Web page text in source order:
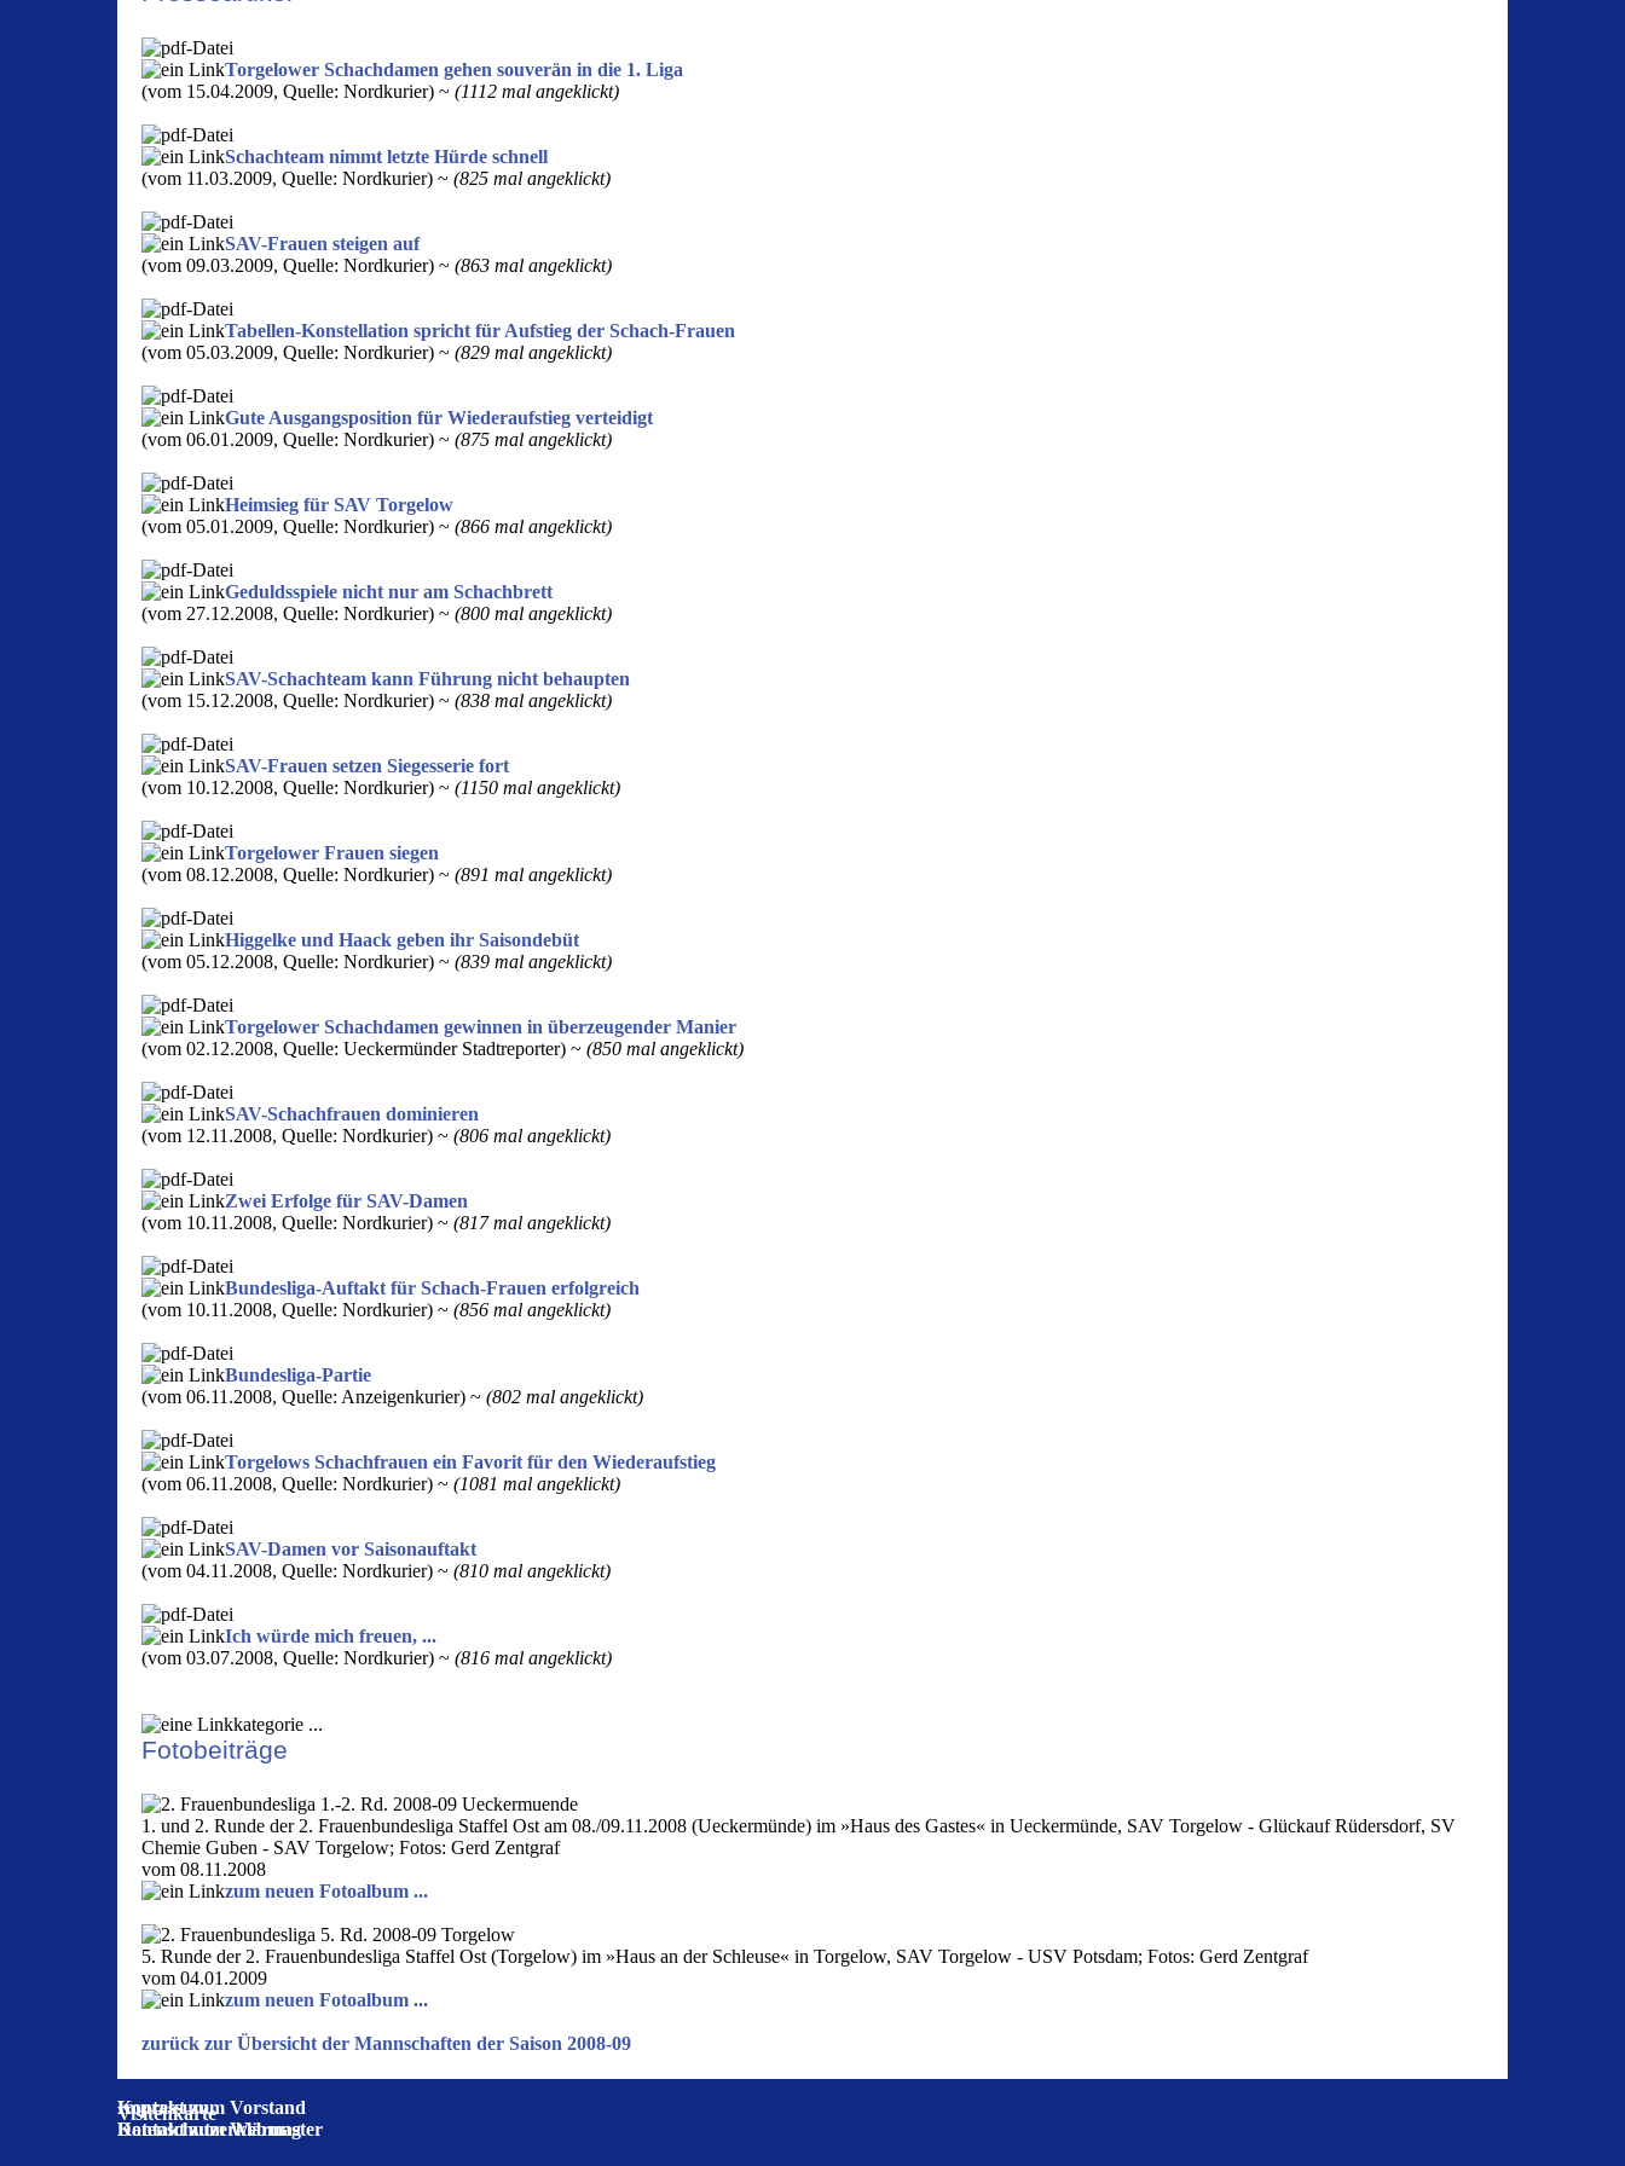
Torgelower Schachdamen gehen souverän in die 1. Liga
(vom 15.04.2009, Quelle: Nordkurier) ~(1112 mal angeklickt)
Schachteam nimmt letzte Hürde schnell
(vom 11.03.2009, Quelle: Nordkurier) ~(825 mal angeklickt)
SAV-Frauen steigen auf
(vom 09.03.2009, Quelle: Nordkurier) ~(863 mal angeklickt)
Tabellen-Konstellation spricht für Aufstieg der Schach-Frauen
(vom 05.03.2009, Quelle: Nordkurier) ~(829 mal angeklickt)
Gute Ausgangsposition für Wiederaufstieg verteidigt
(vom 06.01.2009, Quelle: Nordkurier) ~(875 mal angeklickt)
Heimsieg für SAV Torgelow
(vom 05.01.2009, Quelle: Nordkurier) ~(866 mal angeklickt)
Geduldsspiele nicht nur am Schachbrett
(vom 27.12.2008, Quelle: Nordkurier) ~(800 mal angeklickt)
SAV-Schachteam kann Führung nicht behaupten
(vom 15.12.2008, Quelle: Nordkurier) ~(838 mal angeklickt)
SAV-Frauen setzen Siegesserie fort
(vom 10.12.2008, Quelle: Nordkurier) ~(1150 mal angeklickt)
Torgelower Frauen siegen
(vom 08.12.2008, Quelle: Nordkurier) ~(891 mal angeklickt)
Higgelke und Haack geben ihr Saisondebüt
(vom 05.12.2008, Quelle: Nordkurier) ~(839 mal angeklickt)
Torgelower Schachdamen gewinnen in überzeugender Manier
(vom 02.12.2008, Quelle: Ueckermünder Stadtreporter) ~(850 mal angeklickt)
SAV-Schachfrauen dominieren
(vom 12.11.2008, Quelle: Nordkurier) ~(806 mal angeklickt)
Zwei Erfolge für SAV-Damen
(vom 10.11.2008, Quelle: Nordkurier) ~(817 mal angeklickt)
Bundesliga-Auftakt für Schach-Frauen erfolgreich
(vom 10.11.2008, Quelle: Nordkurier) ~(856 mal angeklickt)
Bundesliga-Partie
(vom 06.11.2008, Quelle: Anzeigenkurier) ~(802 mal angeklickt)
Torgelows Schachfrauen ein Favorit für den Wiederaufstieg
(vom 06.11.2008, Quelle: Nordkurier) ~(1081 mal angeklickt)
SAV-Damen vor Saisonauftakt
(vom 04.11.2008, Quelle: Nordkurier) ~(810 mal angeklickt)
Ich würde mich freuen, ...
(vom 03.07.2008, Quelle: Nordkurier) ~(816 mal angeklickt)
Fotobeiträge
1. und 2. Runde der 2. Frauenbundesliga Staffel Ost am 08./09.11.2008 (Ueckermünde) im »Haus des Gastes« in Ueckermünde, SAV Torgelow - Glückauf Rüdersdorf, SV
Chemie Guben - SAV Torgelow; Fotos: Gerd Zentgraf
vom 08.11.2008
zum neuen Fotoalbum ...
5. Runde der 2. Frauenbundesliga Staffel Ost (Torgelow) im »Haus an der Schleuse« in Torgelow, SAV Torgelow - USV Potsdam; Fotos: Gerd Zentgraf
vom 04.01.2009
zum neuen Fotoalbum ...
zurück zur Übersicht der Mannschaften der Saison 2008-09
Impressum
Datenschutzerklärung
Kontakt zum Vorstand
Kontakt zum Webmaster
Visitenkarte